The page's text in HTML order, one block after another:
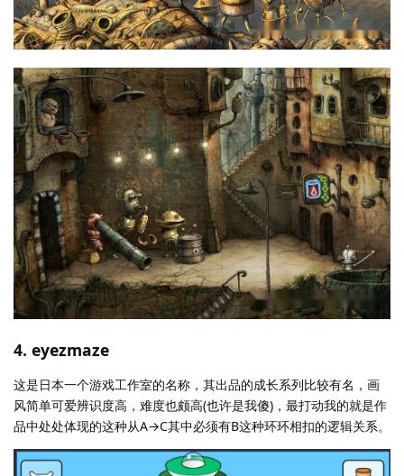
4. eyezmaze
这是日本一个游戏工作室的名称，其出品的成长系列比较有名，画
风简单可爱辨识度高，难度也颇高(也许是我傻)，最打动我的就是作
品中处处体现的这种从A→C其中必须有B这种环环相扣的逻辑关系。